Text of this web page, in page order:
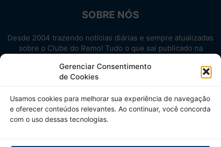
Gerenciar Consentimento
de Cookies
Usamos cookies para melhorar sua experiência de navegação
e oferecer conteúdos relevantes. Ao continuar, você concorda
com o uso dessas tecnologias.
SOBRE NÓS
Desde 2004 trazendo notícias diárias e sempre atualizadas
sobre o Clube do Remo! Tudo o que sai publicado na
Aproveite! Site não-oficial.
SIGA-NOS